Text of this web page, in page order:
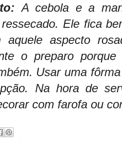
A cebola e a
Ele fica
aquele aspecto
o preparo
Usar uma
Na hora de
com farofa ou